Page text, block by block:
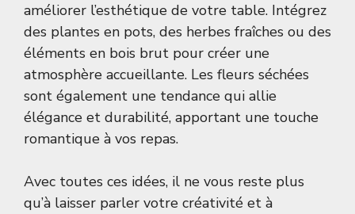
améliorer l’esthétique de votre table. Intégrez
des plantes en pots, des herbes fraîches ou des
éléments en bois brut pour créer une
atmosphère accueillante. Les fleurs séchées
sont également une tendance qui allie
élégance et durabilité, apportant une touche
romantique à vos repas.
Avec toutes ces idées, il ne vous reste plus
qu’à laisser parler votre créativité et à